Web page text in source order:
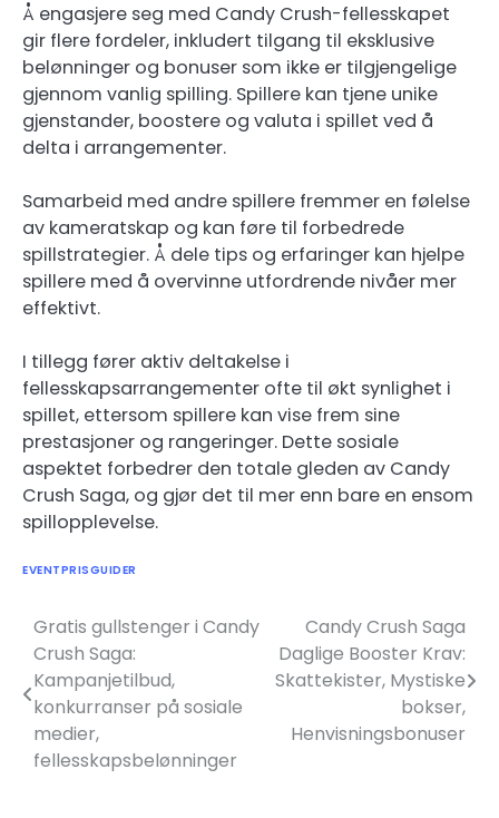
Å engasjere seg med Candy Crush-fellesskapet
gir flere fordeler, inkludert tilgang til eksklusive
belønninger og bonuser som ikke er tilgjengelige
gjennom vanlig spilling. Spillere kan tjene unike
gjenstander, boostere og valuta i spillet ved å
delta i arrangementer.
Samarbeid med andre spillere fremmer en følelse
av kameratskap og kan føre til forbedrede
spillstrategier. Å dele tips og erfaringer kan hjelpe
spillere med å overvinne utfordrende nivåer mer
effektivt.
I tillegg fører aktiv deltakelse i
fellesskapsarrangementer ofte til økt synlighet i
spillet, ettersom spillere kan vise frem sine
prestasjoner og rangeringer. Dette sosiale
aspektet forbedrer den totale gleden av Candy
Crush Saga, og gjør det til mer enn bare en ensom
spillopplevelse.
EVENTPRISGUIDER
Post
navigation
Gratis gullstenger i Candy
Crush Saga:
Kampanjetilbud,
konkurranser på sosiale
medier,
fellesskapsbelønninger
Candy Crush Saga
Daglige Booster Krav:
Skattekister, Mystiske
bokser,
Henvisningsbonuser